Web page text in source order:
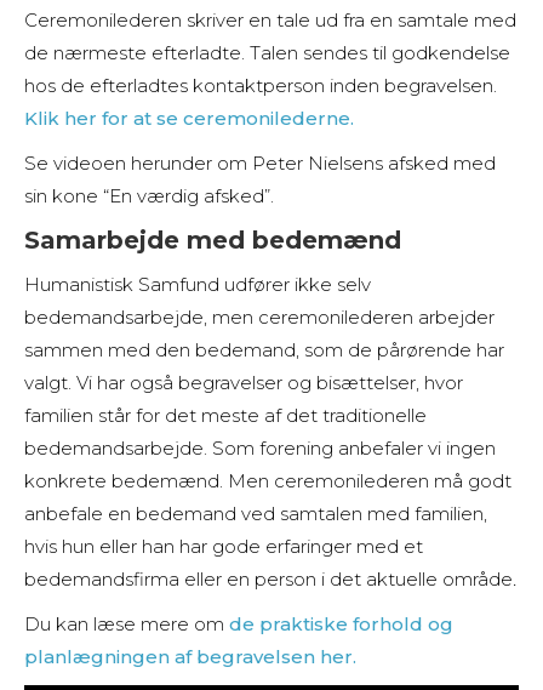
Ceremonilederen skriver en tale ud fra en samtale med
de nærmeste efterladte. Talen sendes til godkendelse
hos de efterladtes kontaktperson inden begravelsen.
Klik her for at se ceremonilederne.
Se videoen herunder om Peter Nielsens afsked med
sin kone “En værdig afsked”.
Samarbejde med bedemænd
Humanistisk Samfund udfører ikke selv
bedemandsarbejde, men ceremonilederen arbejder
sammen med den bedemand, som de pårørende har
valgt. Vi har også begravelser og bisættelser, hvor
familien står for det meste af det traditionelle
bedemandsarbejde. Som forening anbefaler vi ingen
konkrete bedemænd. Men ceremonilederen må godt
anbefale en bedemand ved samtalen med familien,
hvis hun eller han har gode erfaringer med et
bedemandsfirma eller en person i det aktuelle område.
Du kan læse mere om de praktiske forhold og
planlægningen af begravelsen her.